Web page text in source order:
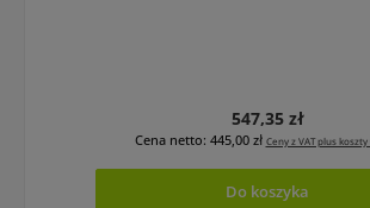
Cena regularna:
547,35 zł
Cena netto: 445,00 zł Ceny z VAT plus koszty
Do koszyka